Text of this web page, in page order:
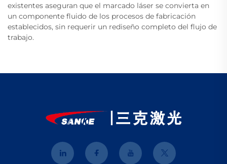
existentes aseguran que el marcado láser se convierta en
un componente fluido de los procesos de fabricación
establecidos, sin requerir un rediseño completo del flujo de
trabajo.